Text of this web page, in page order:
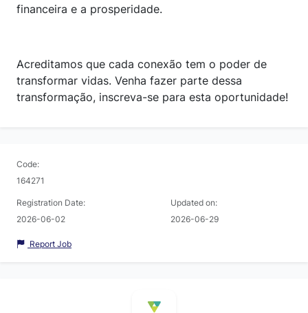
financeira e a prosperidade.
Acreditamos que cada conexão tem o poder de
transformar vidas. Venha fazer parte dessa
transformação, inscreva-se para esta oportunidade!
Code:
164271
Registration Date:
2026-06-02
Updated on:
2026-06-29
Report Job